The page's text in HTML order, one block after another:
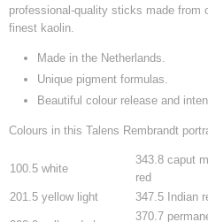
professional-quality sticks made from
finest kaolin.
Made in the Netherlands.
Unique pigment formulas.
Beautiful colour release and
Colours in this Talens Rembrandt
100.5 white
343.8 caput
red
201.5 yellow light 347.5 Indian
370.7